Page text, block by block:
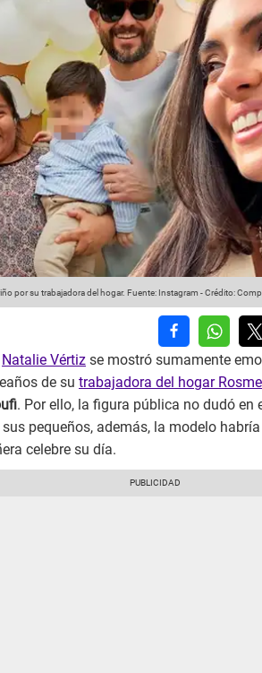
por su trabajadora del hogar. Fuente: Instagram -Crédito:
Natalie Vértiz se mostró sumamente
de su trabajadora del hogar
. Por ello, la figura pública no dudó en
pequeños, además, la modelo
celebre su día.